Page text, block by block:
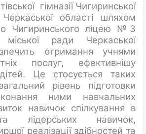
гімназії Чигиринської
області шляхом
Чигиринського ліцею №3
міської ради Черкаської
отримання учнями
послуг, ефективнішу
дітей. Це стосується таких
рівень підготовки
ними навчальних
навичок спілкування в
лідерських навичок,
реалізації здібностей та